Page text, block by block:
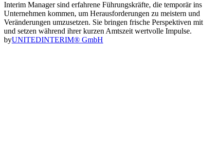
Interim Manager sind erfahrene Führungskräfte, die temporär ins
Unternehmen kommen, um Herausforderungen zu meistern und
Veränderungen umzusetzen. Sie bringen frische Perspektiven mit
und setzen während ihrer kurzen Amtszeit wertvolle Impulse.
byUNITEDINTERIM® GmbH